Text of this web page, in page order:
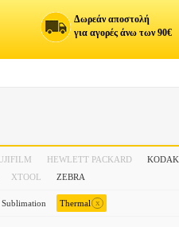
Δωρεάν αποστολή
για αγορές άνω των 90€
HEWLETT PACKARD
KODAK
XTOOL ZEBRA
Thermal x